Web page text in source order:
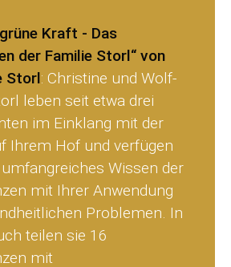
Kraft - Das
der Familie Storl“ von
Storl: Christine und Wolf-
leben seit etwa drei
im Einklang mit der
Ihrem Hof und verfügen
Wissen der
mit Ihrer Anwendung
Problemen. In
teilen sie 16
mit